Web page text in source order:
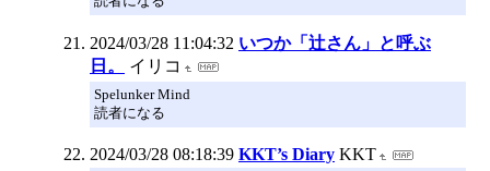
2024/03/28 11:04:32 いつか「辻さん」と呼ぶ
日。
イリコ
Spelunker Mind
読者になる
2024/03/28 08:18:39 KKT’s Diary KKT